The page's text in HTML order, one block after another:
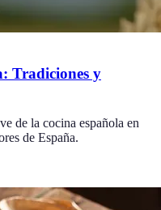
Tradiciones y
de la cocina española en
de España.